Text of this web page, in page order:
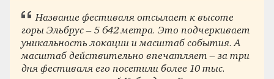
Название фестиваля отсылает к высоте
горы Эльбрус – 5 642 метра. Это подчеркивает
уникальность локации и масштаб события. А
масштаб действительно впечатляет – за три
дня фестиваля его посетили более 10 тыс.